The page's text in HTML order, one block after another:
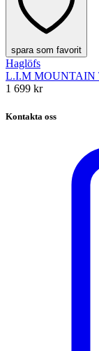
spara som favorit
Haglöfs
L.I.M MOUNTAIN
1 699 kr
Kontakta oss